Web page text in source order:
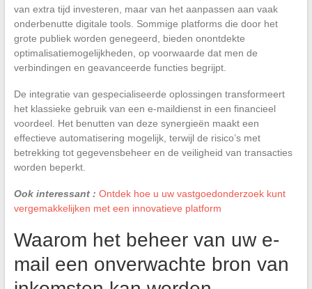
van extra tijd investeren, maar van het aanpassen aan vaak
onderbenutte digitale tools. Sommige platforms die door het
grote publiek worden genegeerd, bieden onontdekte
optimalisatiemogelijkheden, op voorwaarde dat men de
verbindingen en geavanceerde functies begrijpt.
De integratie van gespecialiseerde oplossingen transformeert
het klassieke gebruik van een e-maildienst in een financieel
voordeel. Het benutten van deze synergieën maakt een
effectieve automatisering mogelijk, terwijl de risico’s met
betrekking tot gegevensbeheer en de veiligheid van transacties
worden beperkt.
Ook interessant : Ontdek hoe u uw vastgoedonderzoek kunt
vergemakkelijken met een innovatieve platform
Waarom het beheer van uw e-
mail een onverwachte bron van